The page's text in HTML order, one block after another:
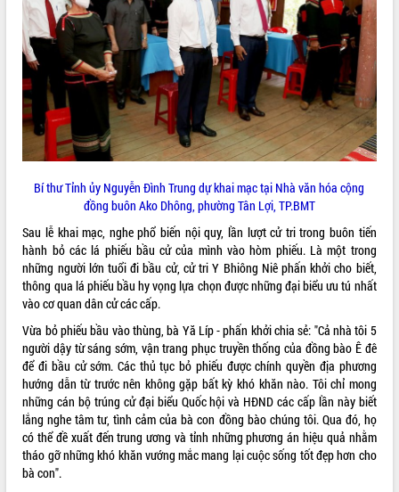
Bí thư Tỉnh ủy Lương Nguyễn Minh
Triết thăm, tặng quà người có công với
cách mạng
Rà soát, hoàn thiện hệ thống thiết chế
văn hóa, thể thao đáp ứng yêu cầu
phát triển mới
Thường trực HĐND tỉnh Đắk Lắk gặp
Minh
Lễ truy điệu và an táng hài cốt liệt sĩ
tại Nghĩa trang Liệt sĩ xã Sơn Hòa
Bàn giải pháp tháo gỡ khó khăn trong
xuất khẩu sầu riêng và triển khai quy
định EUDR
Thứ trưởng Bộ Nông nghiệp và Môi
trường Nguyễn Hoàng Hiệp khảo sát
vùng trồng và doanh nghiệp đóng gói
sầu riêng tại Đắk Lắk
Trình diễn nghệ thuật chế biến các
món ăn từ sầu riêng
Đắk Lắk công bố Quy hoạch và xúc
tiến đầu tư tỉnh
Ngành cá ngừ Đắk Lắk chủ động thích
ứng để giữ vững thị trường xuất khẩu
LIÊN KẾT WEB
THỐNG KÊ TRUY CẬP
Hôm nay: 12496
Bí thư Tỉnh ủy Nguyễn Đình Trung dự khai mạc tại Nhà văn hóa cộng
đồng buôn Ako Dhông, phường Tân Lợi, TP.BMT
Sau lễ khai mạc, nghe phổ biến nội quy, lần lượt cử tri trong buôn tiến
hành bỏ các lá phiếu bầu cử của mình vào hòm phiếu. Là một trong
những người lớn tuổi đi bầu cử, cử tri Y Bhiông Niê phấn khởi cho biết,
thông qua lá phiếu bầu hy vọng lựa chọn được những đại biểu ưu tú nhất
vào cơ quan dân cử các cấp.
Vừa bỏ phiếu bầu vào thùng, bà Yă Líp - phấn khởi chia sẻ: "Cả nhà tôi 5
người dậy từ sáng sớm, vận trang phục truyền thống của đồng bào Ê đê
để đi bầu cử sớm. Các thủ tục bỏ phiếu được chính quyền địa phương
hướng dẫn từ trước nên không gặp bất kỳ khó khăn nào. Tôi chỉ mong
những cán bộ trúng cử đại biểu Quốc hội và HĐND các cấp lần này biết
lắng nghe tâm tư, tình cảm của bà con đồng bào chúng tôi. Qua đó, họ
có thể đề xuất đến trung ương và tỉnh những phương án hiệu quả nhằm
tháo gỡ những khó khăn vướng mắc mang lại cuộc sống tốt đẹp hơn cho
bà con".